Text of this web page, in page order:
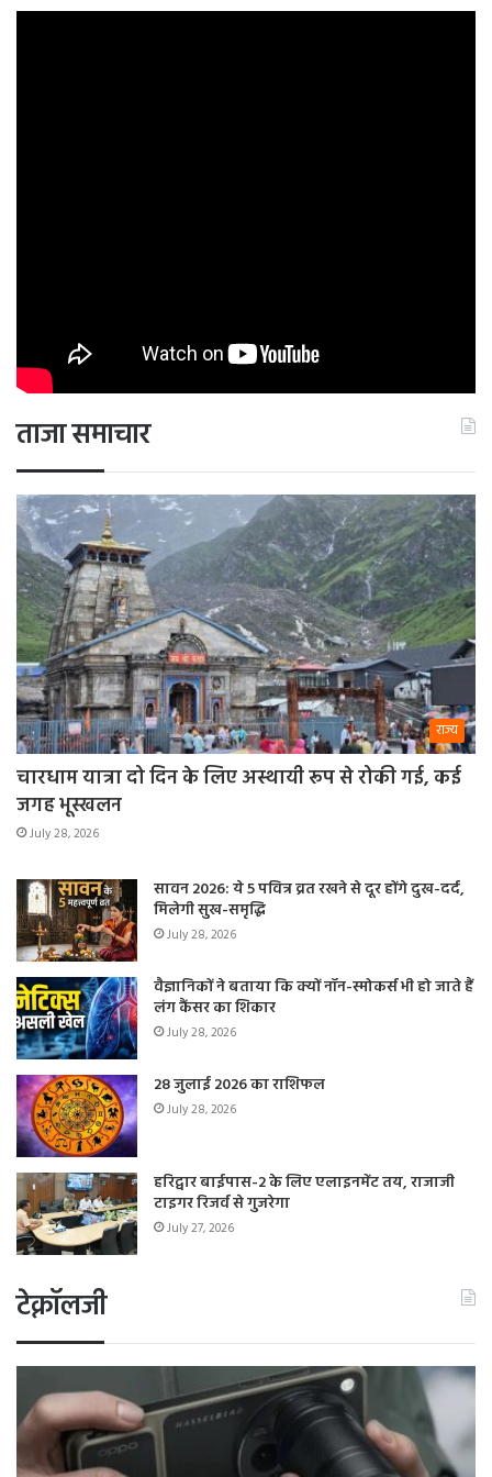
ताजा समाचार
राज्य
चारधाम यात्रा दो दिन के लिए अस्थायी रूप से रोकी गई, कई
जगह भूस्खलन
July 28, 2026
सावन 2026: ये 5 पवित्र व्रत रखने से दूर होंगे दुख-दर्द,
मिलेगी सुख-समृद्धि
July 28, 2026
वैज्ञानिकों ने बताया कि क्यों नॉन-स्मोकर्स भी हो जाते हैं
लंग कैंसर का शिकार
July 28, 2026
28 जुलाई 2026 का राशिफल
July 28, 2026
हरिद्वार बाईपास-2 के लिए एलाइनमेंट तय, राजाजी
टाइगर रिजर्व से गुजरेगा
July 27, 2026
टेक्नॉलजी